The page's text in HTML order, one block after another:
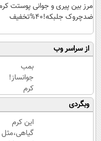
مرز بین پیری و جوانی پوستت
ضدچروک جلبکه!40%تخفیف
از سراسر وب
بمب
جوانساز!
کرم
بوتاکس
جلبک
اسپیرولینا50%تخفیف
وبگردی
این کرم
گیاهی،مثل